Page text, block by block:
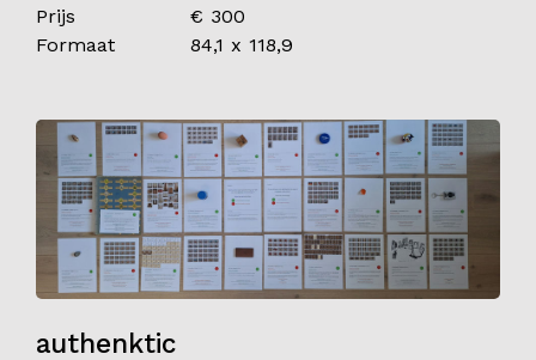
Prijs
€ 300
Formaat
84,1 x 118,9
authenktic